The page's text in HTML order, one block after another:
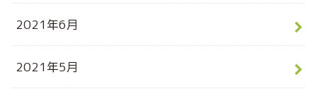
2021年6月
2021年5月